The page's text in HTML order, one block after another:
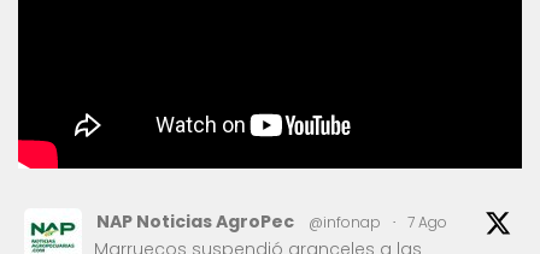
NAP Noticias AgroPec @infonap · 7 Ago
Marruecos suspendió aranceles a las